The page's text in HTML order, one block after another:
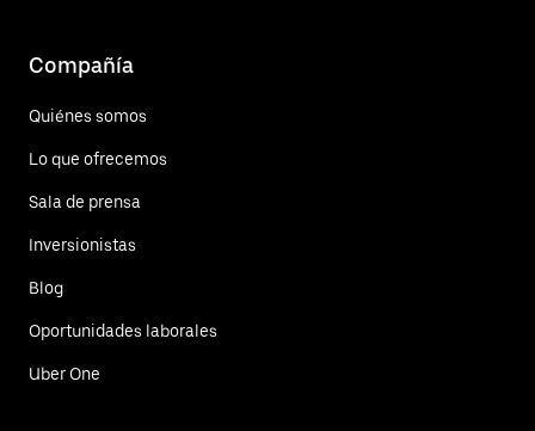
Compañía
Quiénes somos
Lo que ofrecemos
Sala de prensa
Inversionistas
Blog
Oportunidades laborales
Uber One